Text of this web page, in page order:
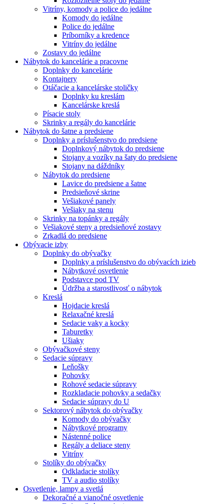
Vitríny, komody a police do jedálne
Komody do jedálne
Police do jedálne
Príborníky a kredence
Vitríny do jedálne
Zostavy do jedálne
Nábytok do kancelárie a pracovne
Doplnky do kancelárie
Kontajnery
Otáčacie a kancelárske stoličky
Doplnky ku kreslám
Kancelárske kreslá
Písacie stoly
Skrinky a regály do kancelárie
Nábytok do šatne a predsiene
Doplnky a príslušenstvo do predsiene
Doplnkový nábytok do predsiene
Stojany a vozíky na šaty do predsiene
Stojany na dáždníky
Nábytok do predsiene
Lavice do predsiene a šatne
Predsieňové skrine
Vešiakové panely
Vešiaky na stenu
Skrinky na topánky a regály
Vešiakové steny a predsieňové zostavy
Zrkadlá do predsiene
Obývacie izby
Doplnky do obývačky
Doplnky a príslušenstvo do obývacích izieb
Nábytkové osvetlenie
Podstavce pod TV
Údržba a starostlivosť o nábytok
Kreslá
Hojdacie kreslá
Relaxačné kreslá
Sedacie vaky a kocky
Taburetky
Ušiaky
Obývačkové steny
Sedacie súpravy
Leňošky
Pohovky
Rohové sedacie súpravy
Rozkladacie pohovky a sedačky
Sedacie súpravy do U
Sektorový nábytok do obývačky
Komody do obývačky
Nábytkové programy
Nástenné police
Regály a deliace steny
Vitríny
Stolíky do obývačky
Odkladacie stolíky
TV a audio stolíky
Osvetlenie, lampy a svetlá
Dekoračné a vianočné osvetlenie